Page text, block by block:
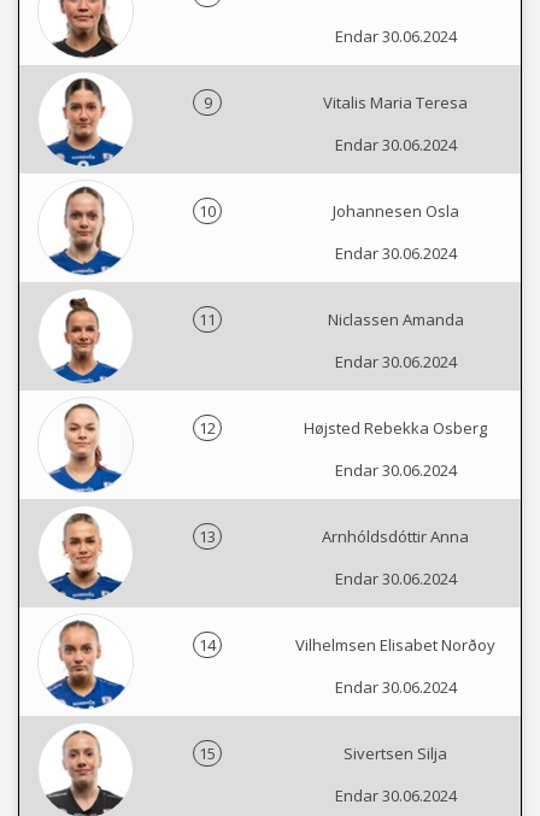
Endar 30.06.2024
9
Vitalis Maria Teresa
Endar 30.06.2024
10
Johannesen Osla
Endar 30.06.2024
11
Niclassen Amanda
Endar 30.06.2024
12
Højsted Rebekka Osberg
Endar 30.06.2024
13
Arnhóldsdóttir Anna
Endar 30.06.2024
14
Vilhelmsen Elisabet Norðoy
Endar 30.06.2024
15
Sivertsen Silja
Endar 30.06.2024